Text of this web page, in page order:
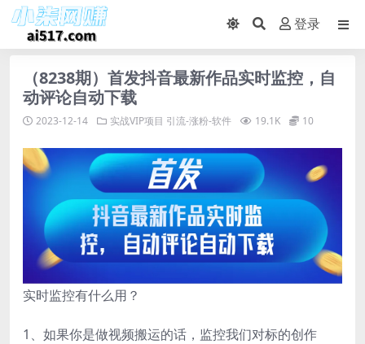
登录
（8238期）首发抖音最新作品实时监控，自
动评论自动下载
2023-12-14 实战VIP项目 引流-涨粉-软件 19.1K 10
实时监控有什么用？
1、如果你是做视频搬运的话，监控我们对标的创作